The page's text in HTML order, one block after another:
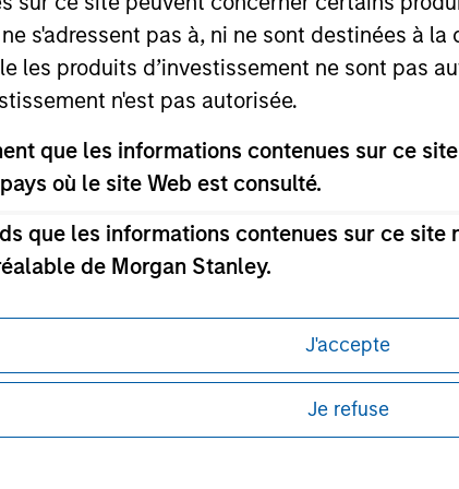
s'adressent pas à, ni ne sont destinées à
les produits d’investissement ne sont pas
n'est pas autorisée.
que les informations contenues sur ce
où le site Web est consulté.
que les informations contenues sur ce
de Morgan Stanley.
opinions contenues sur ce site ne doivent
d'achat de produits
personne d’une juridiction dans
Tous les produits d’investissement sont
J'accepte
Je refuse
Morgan Stanley
Morgan Stanley Careers
connaissance des Conditions d’utilisation avant